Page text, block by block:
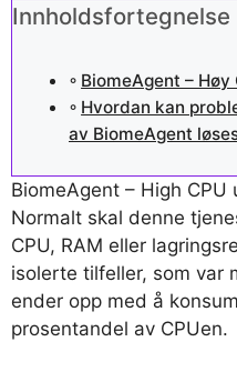
Innholdsfortegnelse
BiomeAgent – ​​Høy
Hvordan kan
av BiomeAgent
BiomeAgent – High CPU
Normalt skal denne
CPU, RAM eller
isolerte tilfeller, som var
ender opp med å
prosentandel av CPUen.